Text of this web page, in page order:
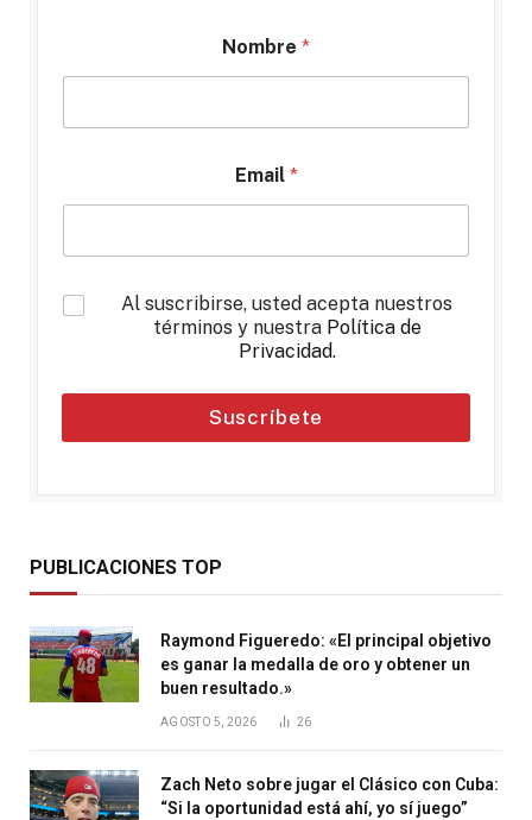
Nombre *
Email *
*
Al suscribirse, usted acepta nuestros
términos y nuestra Política de
Privacidad.
Suscríbete
PUBLICACIONES TOP
Raymond Figueredo: «El principal objetivo
es ganar la medalla de oro y obtener un
buen resultado.»
AGOSTO 5, 2026 26
Zach Neto sobre jugar el Clásico con Cuba:
“Si la oportunidad está ahí, yo sí juego”